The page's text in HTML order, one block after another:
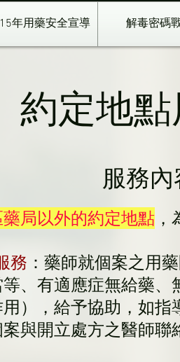
年用藥安全宣導 解毒密碼
約定地
服務
局以外的約定地點
務 ：藥師就個案之用
、有適應症無給藥
），給予協助，如
與開立處方之醫師聯